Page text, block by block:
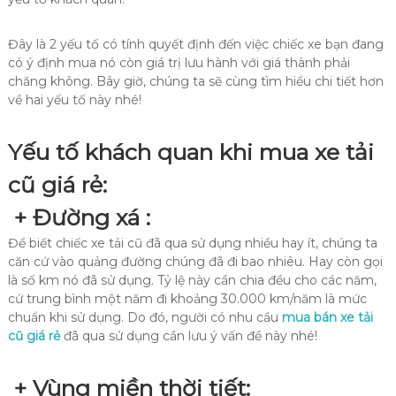
Đây là 2 yếu tố có tính quyết định đến việc chiếc xe bạn đang
có ý định mua nó còn giá trị lưu hành với giá thành phải
chăng không. Bây giờ, chúng ta sẽ cùng tìm hiểu chi tiết hơn
về hai yếu tố này nhé!
Yếu tố khách quan khi mua xe tải
cũ giá rẻ:
+ Đường xá :
Để biết chiếc xe tải cũ đã qua sử dụng nhiều hay ít, chúng ta
căn cứ vào quảng đường chúng đã đi bao nhiêu. Hay còn gọi
là số km nó đã sử dụng. Tỷ lệ này cần chia đều cho các năm,
cứ trung bình một năm đi khoảng 30.000 km/năm là mức
chuẩn khi sử dụng. Do đó, người có nhu cầu mua bán xe tải
cũ giá rẻđã qua sử dụng cần lưu ý vấn đề này nhé!
+ Vùng miền thời tiết: